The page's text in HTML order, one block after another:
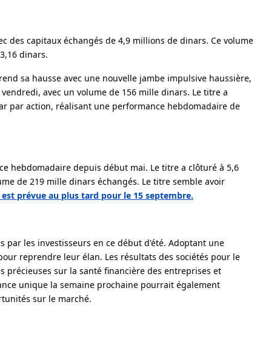
des capitaux échangés de 4,9 millions de dinars. Ce volume
dinars.
sa hausse avec une nouvelle jambe impulsive haussière,
avec un volume de 156 mille dinars. Le titre a
par action, réalisant une performance hebdomadaire de
hebdomadaire depuis début mai. Le titre a clôturé à 5,6
de 219 mille dinars échangés. Le titre semble avoir
prévue au plus tard pour le 15 septembre.
par les investisseurs en ce début d'été. Adoptant une
reprendre leur élan. Les résultats des sociétés pour le
sur la santé financière des entreprises et
unique la semaine prochaine pourrait également
sur le marché.